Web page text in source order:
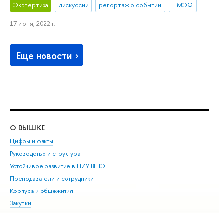
Экспертиза дискуссии репортаж о событии ПМЭФ
17 июня, 2022 г.
Еще новости
О ВЫШКЕ
Цифры и факты
Руководство и структура
Устойчивое развитие в НИУ ВШЭ
Преподаватели и сотрудники
Корпуса и общежития
Закупки